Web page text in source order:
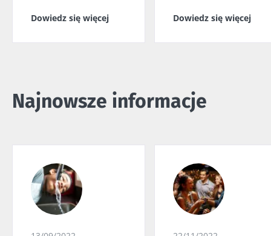
Dowiedz się więcej Dowiedz się więcej
Najnowsze informacje